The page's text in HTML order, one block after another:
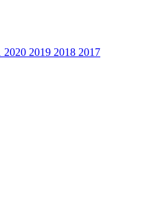
2020 2019 2018 2017